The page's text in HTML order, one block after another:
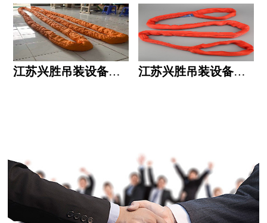
江苏兴胜吊装设备有限公司五大透明 江苏兴胜吊装设备有限公司运作模式